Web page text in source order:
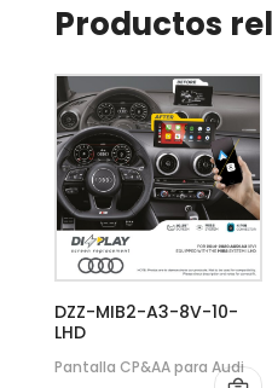
Productos
DZZ-MIB2-A3-8V-10-
LHD
Pantalla CP&AA para Audi